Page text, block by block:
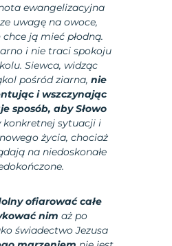
ewangelizacyjna
uwagę na owoce,
ją mieć płodną.
i nie traci spokoju
Siewca, widząc
pośród ziarna,nie
i wszczynając
sposób, aby Słowo
sytuacji i
życia, chociaż
na niedoskonałe
ofiarować całe
nim aż po
świadectwo Jezusa